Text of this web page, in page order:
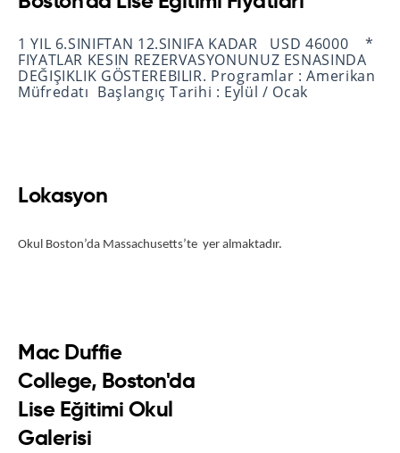
1 YIL 6.SINIFTAN 12.SINIFA KADAR USD 46000 *
FIYATLAR KESIN REZERVASYONUNUZ ESNASINDA
DEĞIŞIKLIK GÖSTEREBILIR. Programlar : Amerikan
Müfredatı Başlangıç Tarihi : Eylül / Ocak
Lokasyon
Okul Boston’da Massachusetts’te  yer almaktadır.
Mac Duffie
College, Boston'da
Lise Eğitimi Okul
Galerisi